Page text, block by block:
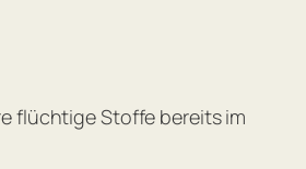
flüchtige Stoffe bereits im